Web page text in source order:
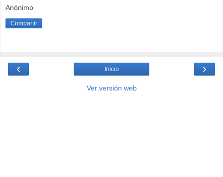
Anónimo
Compartir
‹ ›
Inicio
Ver versión web